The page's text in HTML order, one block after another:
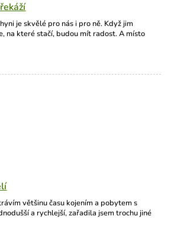
je skvělé pro nás i pro ně. Když jim
na které stačí, budou mít radost. A místo
většinu času kojením a pobytem s
a rychlejší, zařadila jsem trochu jiné